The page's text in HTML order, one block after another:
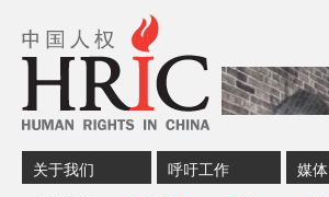
关于我们 呼吁工作 媒体